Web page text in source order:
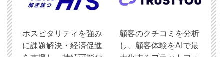
ホスピタリティを強み
に課題解決・経済促進
顧客のクチコミを分析
し、顧客体験をAIで最